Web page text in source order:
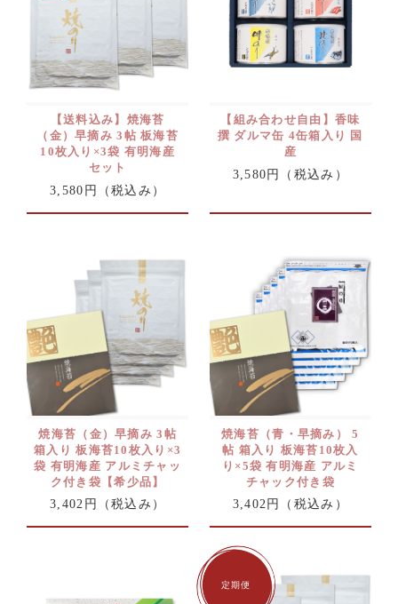
【送料込み】焼海苔
（金）早摘み 3帖 板海苔
10枚入り×3袋 有明海産
セット
3,580円
（税込み）
【組み合わせ自由】香味
撰 ダルマ缶 4缶箱入り 国
産
3,580円
（税込み）
焼海苔（金）早摘み 3帖
箱入り 板海苔10枚入り×3
袋 有明海産 アルミチャッ
ク付き袋【希少品】
3,402円
（税込み）
焼海苔（青・早摘み） 5
帖 箱入り 板海苔10枚入
り×5袋 有明海産 アルミ
チャック付き袋
3,402円
（税込み）